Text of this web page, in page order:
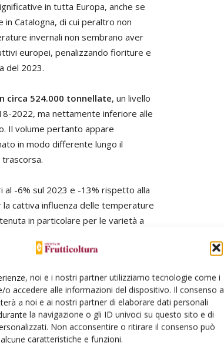
noi e i nostri partner utilizziamo tecnologie come i
accedere alle informazioni del dispositivo. Il consenso a
a noi e ai nostri partner di elaborare dati personali
la navigazione o gli ID univoci su questo sito e di
Non acconsentire o ritirare il consenso può
caratteristiche e funzioni.
in tutta Europa, anche se
Catalogna, di cui peraltro non
invernali non sembrano aver
europei, penalizzando fioriture e
del 2023.
circa 524.000 tonnellate, un livello
2022, ma nettamente inferiore alle
Il volume pertanto appare
in modo differente lungo il
trascorsa.
al -6% sul 2023 e -13% rispetto alla
cattiva influenza delle temperature
in particolare per le varietà a
regolari spostandosi sul
di manodopera necessaria
costanti, con un ricambio
tradizionali.
limitate da eventi climatici
al potenziale massimo per gli
della siccità. Attesi per il 2024 circa